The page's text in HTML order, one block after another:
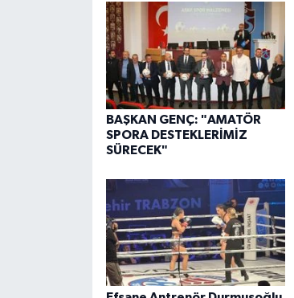
BAŞKAN GENÇ: "AMATÖR
SPORA DESTEKLERİMİZ
SÜRECEK"